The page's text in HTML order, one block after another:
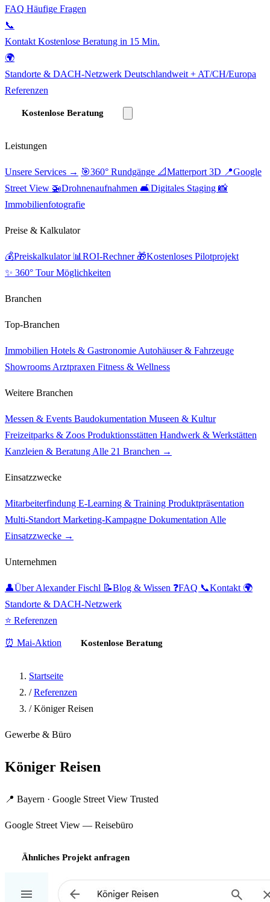
FAQ Häufige Fragen
📞
Kontakt Kostenlose Beratung in 15 Min.
🌍
Standorte & DACH-Netzwerk Deutschlandweit + AT/CH/Europa
Referenzen
Kostenlose Beratung
Leistungen
Unsere Services → 🎯360° Rundgänge 📐Matterport 3D 📍Google
Street View 🚁Drohnenaufnahmen 🛋️Digitales Staging 📸
Immobilienfotografie
Preise & Kalkulator
💰Preiskalkulator 📊 ROI-Rechner 🎁Kostenloses Pilotprojekt
✨ 360° Tour Möglichkeiten
Branchen
Top-Branchen
Immobilien Hotels & Gastronomie Autohäuser & Fahrzeuge
Showrooms Arztpraxen Fitness & Wellness
Weitere Branchen
Messen & Events Baudokumentation Museen & Kultur
Freizeitparks & Zoos Produktionsstätten Handwerk & Werkstätten
Kanzleien & Beratung Alle 21 Branchen →
Einsatzzwecke
Mitarbeiterfindung E-Learning & Training Produktpräsentation
Multi-Standort Marketing-Kampagne Dokumentation Alle
Einsatzzwecke →
Unternehmen
👤Über Alexander Fischl 📝Blog & Wissen ❓FAQ 📞Kontakt 🌍
Standorte & DACH-Netzwerk
⭐ Referenzen
⏰ Mai-Aktion Kostenlose Beratung
Startseite
/ Referenzen
/ Königer Reisen
Gewerbe & Büro
Königer Reisen
📍 Bayern · Google Street View Trusted
Google Street View — Reisebüro
Ähnliches Projekt anfragen